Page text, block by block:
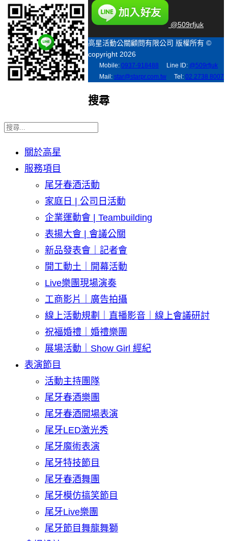
@509rfjuk
高星活動公關顧問有限公司 版權所有 ©
copyright 2026
Mobile: 0937-918488 Line ID: @509rfjuk
Mail: star@starpr.com.tw Tel: 02 2738 8007
搜尋
關於高星
服務項目
尾牙春酒活動
家庭日 | 公司日活動
企業運動會 | Teambuilding
表揚大會 | 會議公關
新品發表會｜記者會
開工動土｜開幕活動
Live樂團現場演奏
工商影片｜廣告拍攝
線上活動規劃｜直播影音｜線上會議研討
祝福婚禮｜婚禮樂團
展場活動｜Show Girl 經紀
表演節目
活動主持團隊
尾牙春酒樂團
尾牙春酒開場表演
尾牙LED激光秀
尾牙魔術表演
尾牙特技節目
尾牙春酒舞團
尾牙模仿搞笑節目
尾牙Live樂團
尾牙節目舞龍舞獅